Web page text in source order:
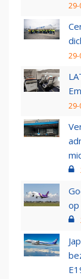
29-
29-
29-
op